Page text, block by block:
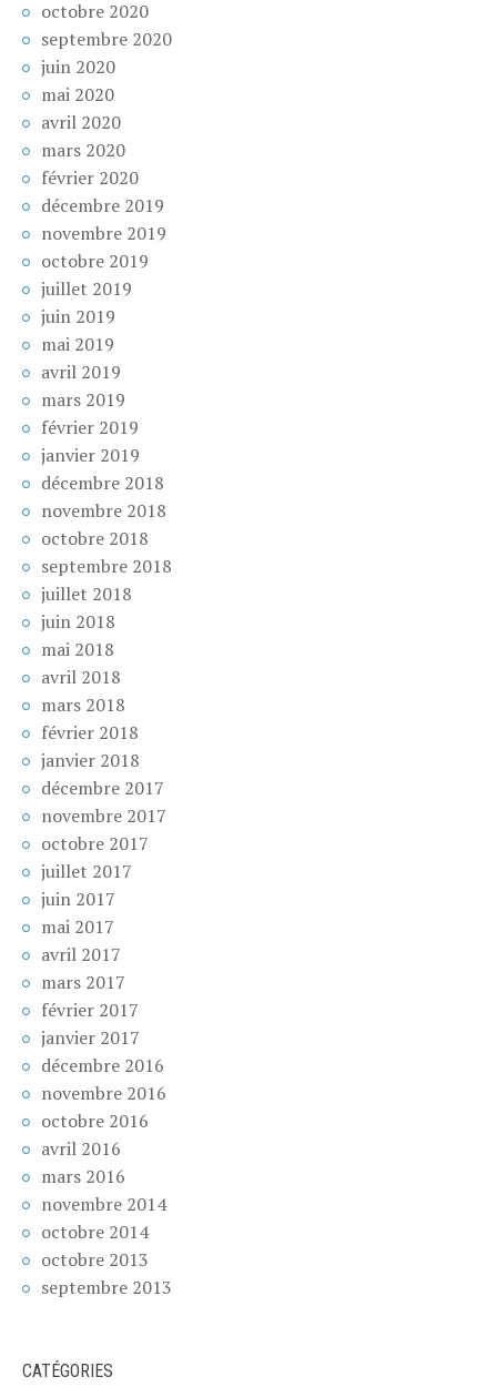
octobre 2020
septembre 2020
juin 2020
mai 2020
avril 2020
mars 2020
février 2020
décembre 2019
novembre 2019
octobre 2019
juillet 2019
juin 2019
mai 2019
avril 2019
mars 2019
février 2019
janvier 2019
décembre 2018
novembre 2018
octobre 2018
septembre 2018
juillet 2018
juin 2018
mai 2018
avril 2018
mars 2018
février 2018
janvier 2018
décembre 2017
novembre 2017
octobre 2017
juillet 2017
juin 2017
mai 2017
avril 2017
mars 2017
février 2017
janvier 2017
décembre 2016
novembre 2016
octobre 2016
avril 2016
mars 2016
novembre 2014
octobre 2014
octobre 2013
septembre 2013
CATÉGORIES